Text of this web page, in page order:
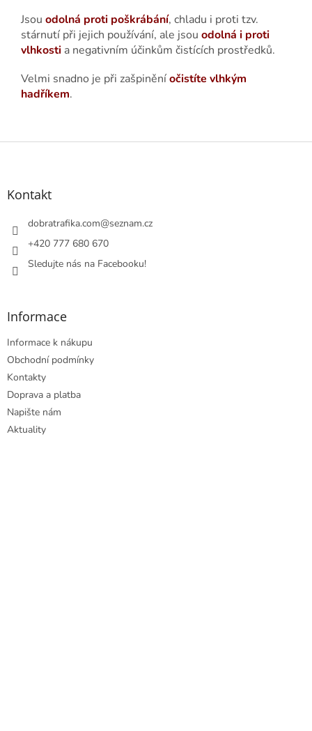
Jsou odolná proti poškrábání, chladu i proti tzv.
stárnutí při jejich používání, ale jsou odolná i proti
vlhkosti a negativním účinkům čistících prostředků.
Velmi snadno je při zašpiněníočistíte vlhkým
hadříkem.
Z
Kontakt
dobratrafika.com@seznam.cz
+420 777 680 670
Sledujte nás na Facebooku!
Informace
Informace k nákupu
Obchodní podmínky
Kontakty
Doprava a platba
Napište nám
Aktuality